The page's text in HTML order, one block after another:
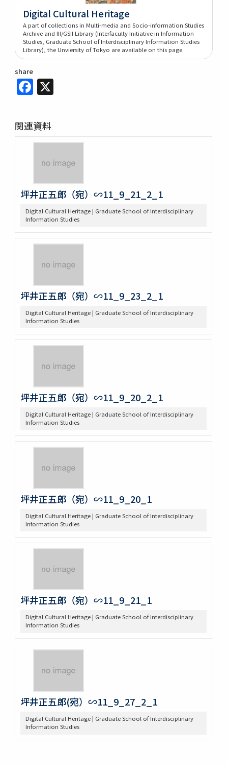
Digital Cultural Heritage
A part of collections in Multi-media and Socio-information Studies
Archive and III/GSII Library (Interfaculty Initiative in Information
Studies, Graduate School of Interdisciplinary Information Studies
Library), the Unviersity of Tokyo are available on this page.
share
Facebook
関連資料
坪井正五郎（宛）∽11_9_21_2_1
Digital Cultural Heritage | Graduate School of Interdisciplinary
Information Studies
坪井正五郎（宛）∽11_9_23_2_1
Digital Cultural Heritage | Graduate School of Interdisciplinary
Information Studies
坪井正五郎（宛）∽11_9_20_2_1
Digital Cultural Heritage | Graduate School of Interdisciplinary
Information Studies
坪井正五郎（宛）∽11_9_20_1
Digital Cultural Heritage | Graduate School of Interdisciplinary
Information Studies
坪井正五郎（宛）∽11_9_21_1
Digital Cultural Heritage | Graduate School of Interdisciplinary
Information Studies
坪井正五郎(宛）∽11_9_27_2_1
Digital Cultural Heritage | Graduate School of Interdisciplinary
Information Studies